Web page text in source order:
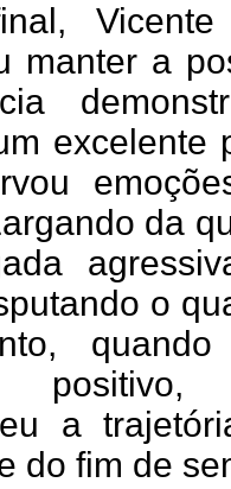
manter a
excelente
da
o
a
do fim de